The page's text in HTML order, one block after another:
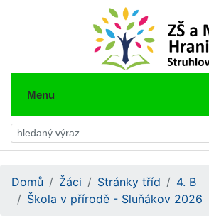
Menu
Domů Žáci Stránky tříd
4. B
Škola v přírodě - Sluňákov 2026